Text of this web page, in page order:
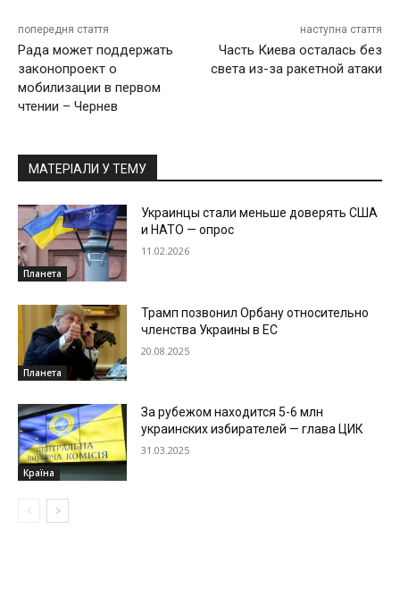
попередня стаття
Рада может поддержать
законопроект о
мобилизации в первом
чтении – Чернев
наступна стаття
Часть Киева осталась без
света из-за ракетной атаки
МАТЕРІАЛИ У ТЕМУ
Планета
Украинцы стали меньше доверять США
и НАТО — опрос
11.02.2026
Планета
Трамп позвонил Орбану относительно
членства Украины в ЕС
20.08.2025
Країна
За рубежом находится 5-6 млн
украинских избирателей — глава ЦИК
31.03.2025